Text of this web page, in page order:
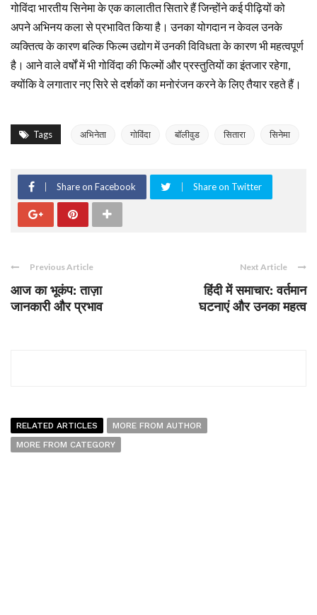
गोविंदा भारतीय सिनेमा के एक कालातीत सितारे हैं जिन्होंने कई पीढ़ियों को
अपने अभिनय कला से प्रभावित किया है। उनका योगदान न केवल उनके
व्यक्तित्व के कारण बल्कि फिल्म उद्योग में उनकी विविधता के कारण भी महत्वपूर्ण
है। आने वाले वर्षों में भी गोविंदा की फिल्मों और प्रस्तुतियों का इंतजार रहेगा,
क्योंकि वे लगातार नए सिरे से दर्शकों का मनोरंजन करने के लिए तैयार रहते हैं।
Tags अभिनेता गोविंदा बॉलीवुड सितारा सिनेमा
Share on Facebook Share on Twitter
Previous Article
आज का भूकंप: ताज़ा
जानकारी और प्रभाव
Next Article
हिंदी में समाचार: वर्तमान
घटनाएं और उनका महत्व
RELATED ARTICLES
MORE FROM AUTHOR
MORE FROM CATEGORY